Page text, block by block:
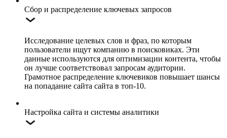
Сбор и распределение ключевых запросов
Исследование целевых слов и фраз, по которым
пользователи ищут компанию в поисковиках. Эти
данные используются для оптимизации контента, чтобы
он лучше соответствовал запросам аудитории.
Грамотное распределение ключевиков повышает шансы
на попадание сайта сайта в топ-10.
Настройка сайта и системы аналитики